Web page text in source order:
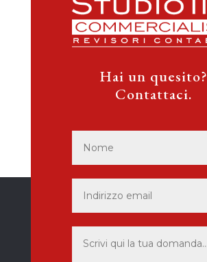
Hai un quesito?
Contattaci.